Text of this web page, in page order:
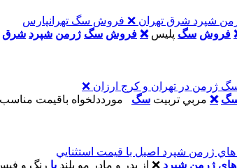
شپرد شرق تهران ❌ فروش سگ تهرانپارس
فروش سگ پليس❌ فروش سگ ژرمن شپرد شرق
ژرمن در تهران و کرج ارزان ❌
❌ مربي تربيت سگ مورددلخواه باقيمت
ژرمن شپرد اصيل با قيمت استثنايي
هاي ژرمن شپرد ❌ از پدر و مادر مو بلند با رنگ و